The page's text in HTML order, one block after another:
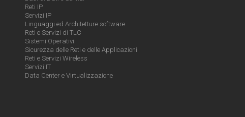
Reti IP
Servizi IP
Linguaggi ed Architetture software
Reti e Servizi di TLC
Sistemi Operativi
Sicurezza delle Reti e delle Applicazioni
Reti e Servizi Wireless
Servizi IT
Data Center e Virtualizzazione